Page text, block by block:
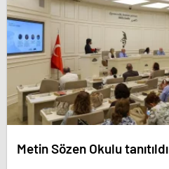
Metin Sözen Okulu tanıtıldı